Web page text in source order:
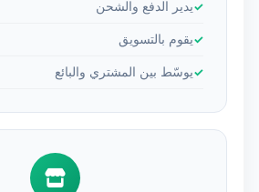
يدير الدفع والشحن
يقوم بالتسويق
يوسّط بين المشتري والبائع